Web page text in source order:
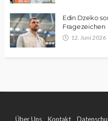
Edin Dzeko
Fragezeichen
12. Juni 2026
Über Uns Kontakt